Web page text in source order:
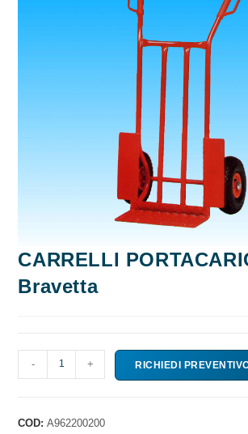
CARRELLI
Bravetta
CARRELLI
PORTACARICHI
quantità
- + RICHIEDI
COD:A962200200